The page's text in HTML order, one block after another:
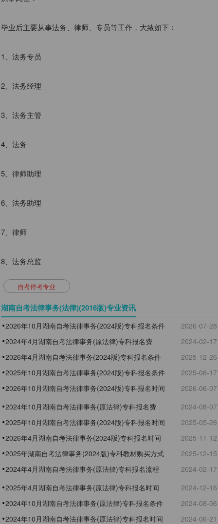
毕业后主要从事法务、律师、专员等工作，大致如下：
1、法务专员
2、法务经理
3、法务主管
4、法务
5、律师助理
6、法务助理
7、律师
8、法务总监
自考停考专业
湖南自考法律事务(法律)(2016版)专业资讯
2026年10月湖南自考法律事务(2024版)专科报名条件
2026-07-28
2024年4月湖南自考法律事务(原法律)专科报名费
2024-02-17
2026年4月湖南自考法律事务(2024版)专科报名条件
2025-12-26
​2025年10月湖南自考法律事务(2024版)专科报名条件
2025-06-17
2026年10月湖南自考法律事务(2024版)专科报名时间
2026-06-07
2024年10月湖南自考法律事务(原法律)专科报名费
2024-08-07
2025年10月湖南自考法律事务(2024版)专科报名时间
2025-05-26
2026年4月湖南自考法律事务(2024版)专科报名时间
2025-11-12
2025年湖南自考法律事务(2024版)专科教材购买方式
2025-12-15
2024年4月湖南自考法律事务(原法律)专科报名流程
2024-02-17
​2025年4月湖南自考法律事务(原法律)专科报名时间
2024-12-16
2024年10月湖南自考法律事务(原法律)专科报名条件
2024-08-06
2024年10月湖南自考法律事务(原法律)专科报名时间
2024-06-21